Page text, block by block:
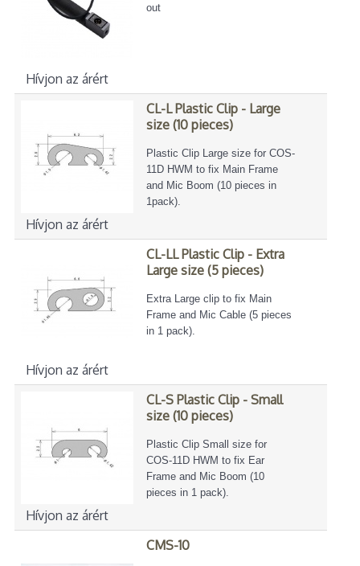
Hívjon az árért
out
Hívjon az árért
CL-L Plastic Clip - Large
size (10 pieces)
Plastic Clip Large size for COS-
11D HWM to fix Main Frame
and Mic Boom (10 pieces in
1pack).
Hívjon az árért
CL-LL Plastic Clip - Extra
Large size (5 pieces)
Extra Large clip to fix Main
Frame and Mic Cable (5 pieces
in 1 pack).
Hívjon az árért
CL-S Plastic Clip - Small
size (10 pieces)
Plastic Clip Small size for
COS-11D HWM to fix Ear
Frame and Mic Boom (10
pieces in 1 pack).
CMS-10